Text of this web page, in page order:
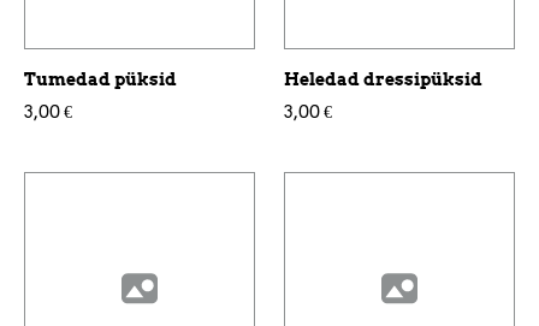
Tumedad püksid
3,00 €
Heledad dressipüksid
3,00 €